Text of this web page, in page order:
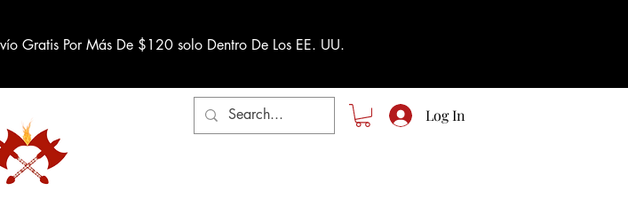
Gratis Por Más De $120 solo Dentro De Los EE. UU.
Log In